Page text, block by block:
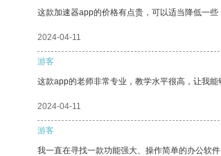
这款加速器app的价格有点贵，可以适当降低一些
2024-04-11
游客
这款app的老师非常专业，教学水平很高，让我能
2024-04-11
游客
我一直在寻找一款功能强大、操作简单的办公软